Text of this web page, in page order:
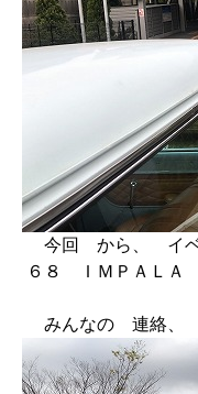
今回 から、 イ
６８ ＩＭＰＡＬ
みんなの 連絡、